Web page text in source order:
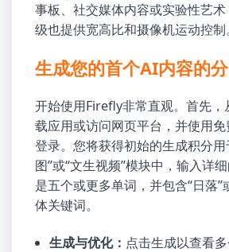
事板、社交媒体内容或实验性艺
级也提供宽高比和摄像机运动控制
生成您的首个AI内容的
开始使用Firefly非常直观。首先
载应用或访问网页平台，并使用
登录。您将获得初始的生成积分用
图”或“文生视频”模块中，输入
是五个或更多单词，并包含“日落”
体关键词。
生成与优化： 点击生成以查看